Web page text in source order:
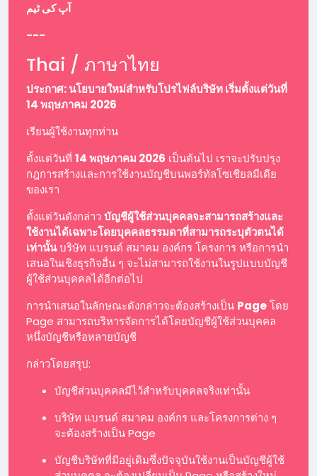
آپ کی ٹیم
---
Thai / ภาษาไทย
ประกาศ: นโยบายใหม่สำหรับโปรไฟล์บริษัท เริ่มตั้งแต่วันที่
14 พฤษภาคม 2026
เรียนผู้ใช้งานทุกท่าน
ตั้งแต่วันที่ 14 พฤษภาคม 2026 เป็นต้นไป เราจะปรับปรุง
กฎการสร้างและการใช้งานบัญชีบนพอร์ทัลโซเชียลมีเดีย
ของเรา
ตั้งแต่วันดังกล่าวบัญชีผู้ใช้ส่วนบุคคลจะสามารถสร้างและ
ใช้งานได้เฉพาะโดยบุคคลธรรมดาที่สามารถระบุตัวตนได้
เท่านั้นบริษัท แบรนด์ สมาคม องค์กร โครงการ หรือการนำ
เสนอในเชิงธุรกิจอื่น ๆ จะไม่สามารถใช้งานในรูปแบบบัญชี
ผู้ใช้ส่วนบุคคลได้อีกต่อไป
การนำเสนอในลักษณะดังกล่าวจะต้องสร้างเป็น Pageโดย
Page สามารถบริหารจัดการได้โดยบัญชีผู้ใช้ส่วนบุคคล
หนึ่งบัญชีหรือหลายบัญชี
กล่าวโดยสรุป:
บัญชีส่วนบุคคลมีไว้สำหรับบุคคลจริงเท่านั้น
บริษัท แบรนด์ สมาคม องค์กร และโครงการต่าง ๆ
จะต้องสร้างเป็น Page
บัญชีบริษัทที่มีอยู่เดิมซึ่งปัจจุบันใช้งานเป็นบัญชีผู้ใช้